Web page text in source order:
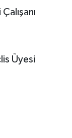
Üyesi